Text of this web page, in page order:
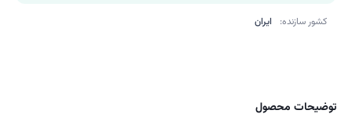
کشور سازنده: ایران
توضیحات محصول